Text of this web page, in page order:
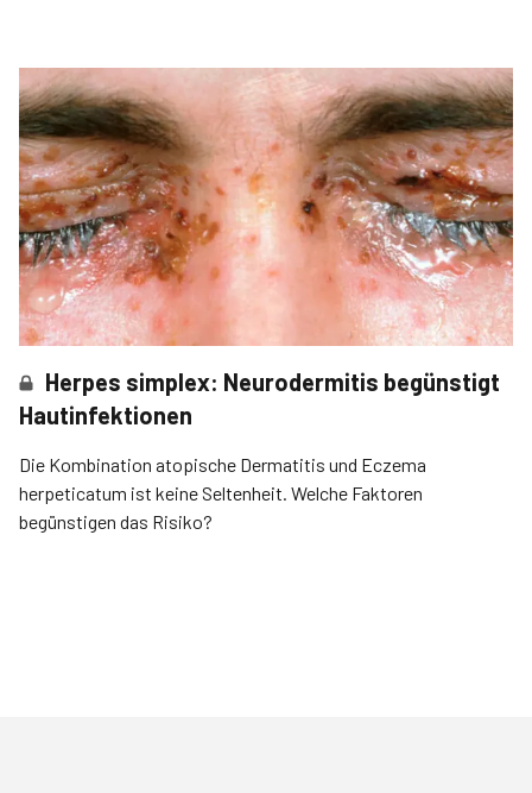
Herpes simplex: Neurodermitis begünstigt
Hautinfektionen
Die Kombination atopische Dermatitis und Eczema
herpeticatum ist keine Seltenheit. Welche Faktoren
begünstigen das Risiko?